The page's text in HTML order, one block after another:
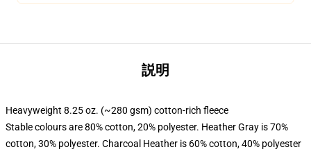
説明
Heavyweight 8.25 oz. (~280 gsm) cotton-rich fleece
Stable colours are 80% cotton, 20% polyester. Heather Gray is 70%
cotton, 30% polyester. Charcoal Heather is 60% cotton, 40% polyester